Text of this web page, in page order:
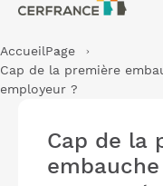
AccueilPage
Cap de la première
employeur ?
Cap de la